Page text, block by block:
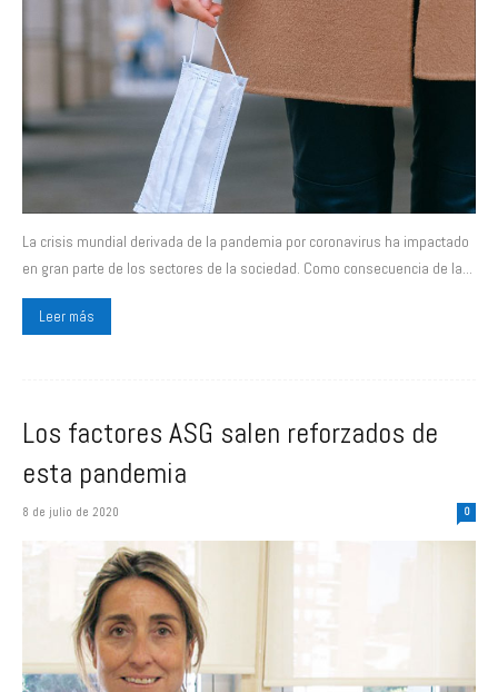
La crisis mundial derivada de la pandemia por coronavirus ha impactado
en gran parte de los sectores de la sociedad. Como consecuencia de la...
Leer más
Los factores ASG salen reforzados de
esta pandemia
8 de julio de 2020 0